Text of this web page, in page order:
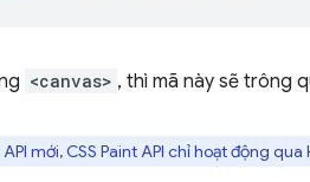
<canvas> , thì mã này sẽ trông
mới, CSS Paint API chỉ hoạt động qua